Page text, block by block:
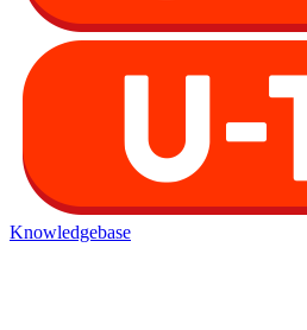
Knowledgebase